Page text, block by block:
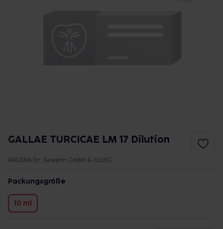
GALLAE TURCICAE LM 17 Dilution
ARCANA Dr. Sewerin GmbH & Co.KG
Packungsgröße
10 ml